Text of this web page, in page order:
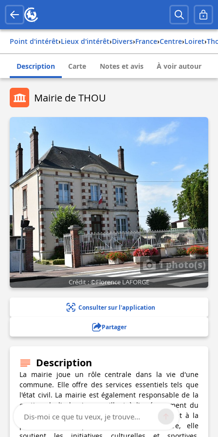
Point d'intérêt› Lieux d'intérêt› Divers› france› centre› loiret›
Description Carte Notes et avis À voir autour
Mairie de THOU
1 photo(s)
Crédit : ©Florence LAFORGE
Consulter sur l'application
Partager
Description
La mairie joue un rôle centrale dans la vie d'une
commune. Elle offre des services essentiels tels que
l'état civil. La mairie est également responsable de la
gestion de l'urbanisme, veillant à l'aménagement du
territoire, à l'octroi des permis de construire et à la
préservation du patrimoine local. En outre, elle
Dis-moi ce que tu veux, je trouve...